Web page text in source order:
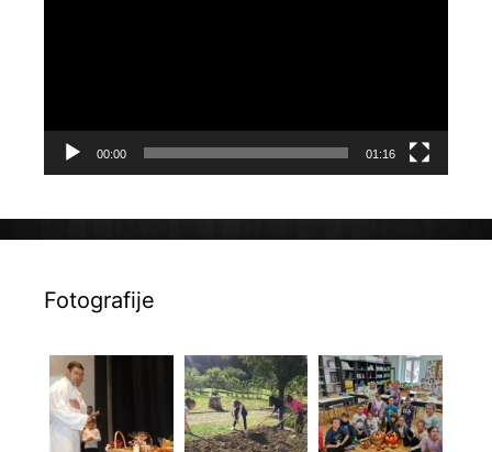
00:00 01:16
Fotografije